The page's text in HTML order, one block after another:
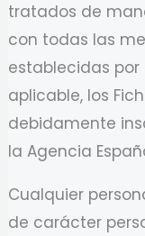
tratados de
con todas las
establecidas
aplicable, los
debidamente
la Agencia
Cualquier
de carácter